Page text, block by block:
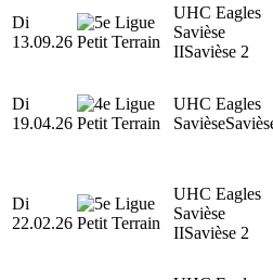
Di
13.09.26
UHC Eagles
Savièse
IISavièse 2
Di
19.04.26
UHC Eagles
Savièse
Di
22.02.26
UHC Eagles
Savièse
IISavièse 2